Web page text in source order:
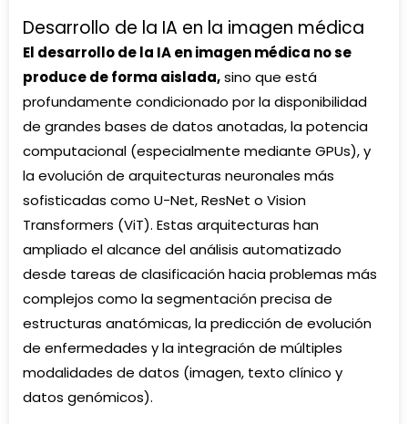
Desarrollo de la IA en la imagen médica
El desarrollo de la IA en imagen médica no se
produce de forma aislada,sino que está
profundamente condicionado por la disponibilidad
de grandes bases de datos anotadas, la potencia
computacional (especialmente mediante GPUs), y
la evolución de arquitecturas neuronales más
sofisticadas como U-Net, ResNet o Vision
Transformers (ViT). Estas arquitecturas han
ampliado el alcance del análisis automatizado
desde tareas de clasificación hacia problemas más
complejos como la segmentación precisa de
estructuras anatómicas, la predicción de evolución
de enfermedades y la integración de múltiples
modalidades de datos (imagen, texto clínico y
datos genómicos).